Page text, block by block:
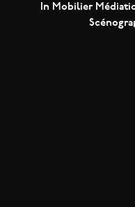
In Mobilier